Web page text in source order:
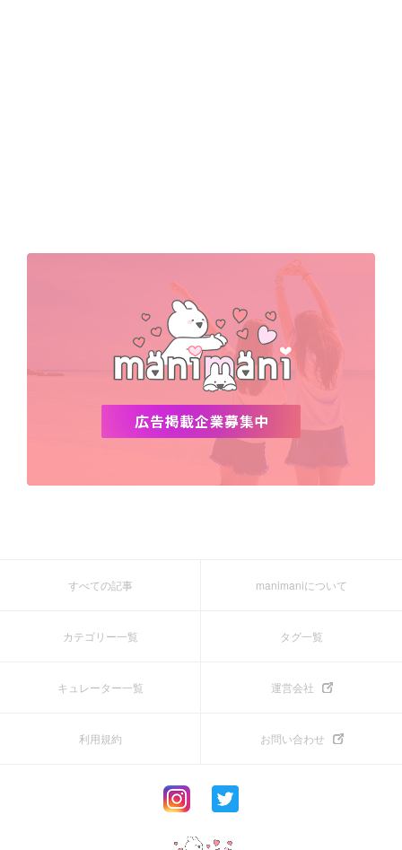
すべての記事 manimaniについて
カテゴリー一覧 タグ一覧
キュレーター一覧 運営会社
利用規約 お問い合わせ